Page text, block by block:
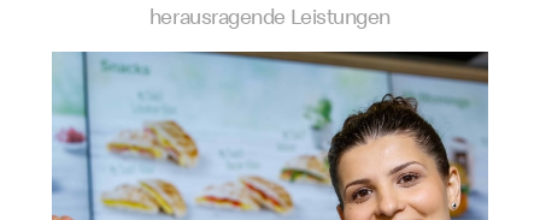
herausragende Leistungen